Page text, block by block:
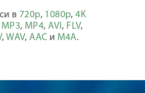
в 720p, 1080p,4K
MP3, MP4,AVI, FLV,
, WAV,AAC и M4A.